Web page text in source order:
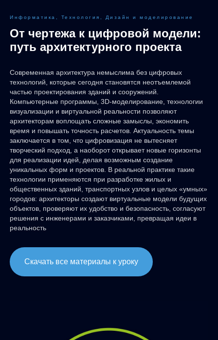
Информатика, Технология, Дизайн и моделирование
От чертежа к цифровой модели:
путь архитектурного проекта
Современная архитектура немыслима без цифровых
технологий, которые сегодня становятся неотъемлемой
частью проектирования зданий и сооружений.
Компьютерные программы, 3D-моделирование, технологии
визуализации и виртуальной реальности позволяют
архитекторам воплощать сложные замыслы, экономить
время и повышать точность расчетов. Актуальность темы
заключается в том, что цифровизация не вытесняет
творческий подход, а наоборот открывает новые горизонты
для реализации идей, делая возможным создание
уникальных форм и проектов. В реальной практике такие
технологии применяются при разработке жилых и
общественных зданий, транспортных узлов и целых «умных»
городов: архитекторы создают виртуальные модели будущих
объектов, проверяют их удобство и безопасность, согласуют
решения с инженерами и заказчиками, превращая идеи в
реальность
Скачать все материалы к уроку